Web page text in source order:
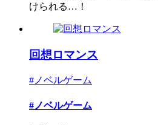
けられる…！
回想ロマンス
#ノベルゲーム
#ノベルゲーム